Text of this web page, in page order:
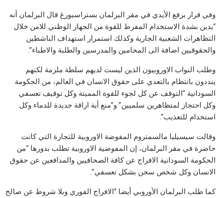
وفي قرار برفع الأيدي في مقر البرلمان بستراسبورغ قال البرلمان أنه
“يدين بشدة الاستخدام المفرط للقوة من الجهاز الوطني للامن خلال
التظاهرات الشعبية الجارية وكذلك استمرار استهداف الناشطين
والحقوقيين اضافة الى المحامين والمدرسين والطلبة والاطباء”.
وطلب النواب الاوروبيون الذين ليست لديهم سلطة ملزمة لكنهم
ينددون بانتظام بالتعدي على حقوق الانسان في العالم، من الحكومة
السودانية “التوقف عن كل لجوء للقوة المميتة وكل توقيف تعسفي
وكل احتجاز لمتظاهرين سلميين” و”منع أية اراقة جديدة للدماء وكل
استخدام للتعذيب”.
وقالت سيسيليا مالسمتروم المفوضة الاوروبية للتجارة التي كانت
حاضرة في مقر البرلمان، إن المفوضية الاوروبية تطلب بدورها “من
الحكومة السودانية الافراج عن كافة الصحافيين والمدافعين عن حقوق
الانسان وكل شخص سجن بشكل تعسفي”.
كما طلب البرلمان الأوروبي أيضا “الافراج الفوري وبلا شروط عن صالح